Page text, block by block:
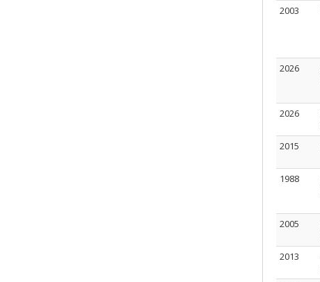
2003
2026
2026
2015
1988
2005
2013